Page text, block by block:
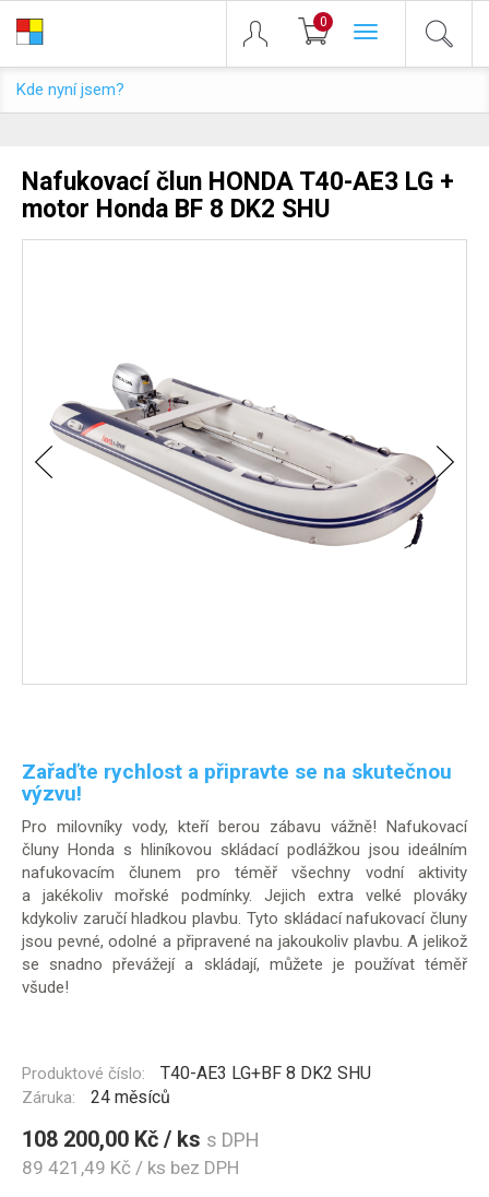
0
Toggle
Kde nyní jsem?
Nafukovací člun HONDA T40-AE3 LG +
motor Honda BF 8 DK2 SHU
Zařaďte rychlost a připravte se na skutečnou
výzvu!
Pro milovníky vody, kteří berou zábavu vážně! Nafukovací
čluny Honda s hliníkovou skládací podlážkou jsou ideálním
nafukovacím člunem pro téměř všechny vodní aktivity
a jakékoliv mořské podmínky. Jejich extra velké plováky
kdykoliv zaručí hladkou plavbu. Tyto skládací nafukovací čluny
jsou pevné, odolné a připravené na jakoukoliv plavbu. A jelikož
se snadno převážejí a skládají, můžete je používat téměř
všude!
Produktové číslo: T40-AE3 LG+BF 8 DK2 SHU
Záruka: 24 měsíců
108 200,00 Kč / ks s DPH
89 421,49 Kč / ks bez DPH